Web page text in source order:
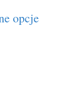
opcje